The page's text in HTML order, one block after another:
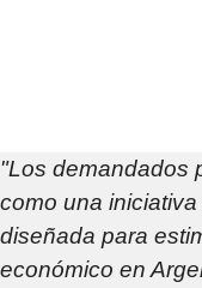
"Los demandados
como una
diseñada para
económico en